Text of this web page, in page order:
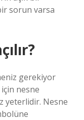
sorun varsa
gerekiyor
nesne
yeterlidir. Nesne